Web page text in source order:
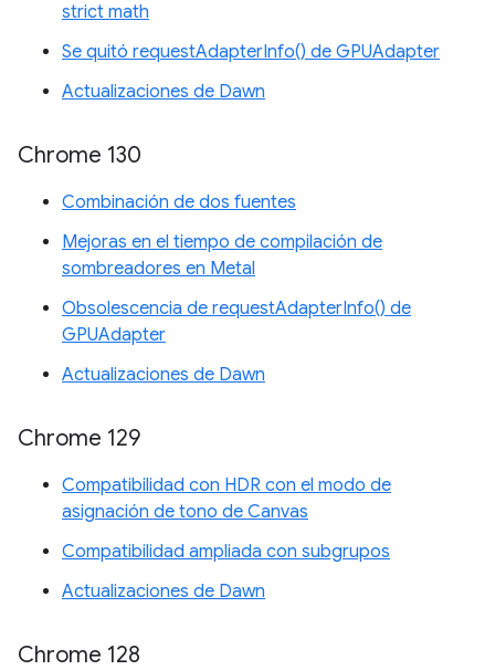
strict math
Se quitó requestAdapterInfo() de GPUAdapter
Actualizaciones de Dawn
Chrome 130
Combinación de dos fuentes
Mejoras en el tiempo de compilación de
sombreadores en Metal
Obsolescencia de requestAdapterInfo() de
GPUAdapter
Actualizaciones de Dawn
Chrome 129
Compatibilidad con HDR con el modo de
asignación de tono de Canvas
Compatibilidad ampliada con subgrupos
Actualizaciones de Dawn
Chrome 128